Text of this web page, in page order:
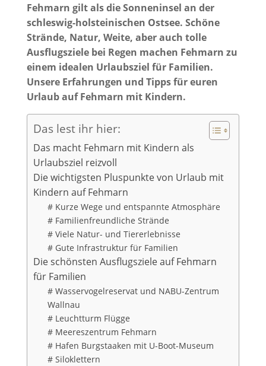
Fehmarn gilt als die Sonneninsel an der
schleswig-holsteinischen Ostsee. Schöne
Strände, Natur, Weite, aber auch tolle
Ausflugsziele bei Regen machen Fehmarn zu
einem idealen Urlaubsziel für Familien.
Unsere Erfahrungen und Tipps für euren
Urlaub auf Fehmarn mit Kindern.
Das lest ihr hier:
Das macht Fehmarn mit Kindern als
Urlaubsziel reizvoll
Die wichtigsten Pluspunkte von Urlaub mit
Kindern auf Fehmarn
# Kurze Wege und entspannte Atmosphäre
# Familienfreundliche Strände
# Viele Natur- und Tiererlebnisse
# Gute Infrastruktur für Familien
Die schönsten Ausflugsziele auf Fehmarn
für Familien
# Wasservogelreservat und NABU-Zentrum
Wallnau
# Leuchtturm Flügge
# Meereszentrum Fehmarn
# Hafen Burgstaaken mit U-Boot-Museum
# Siloklettern